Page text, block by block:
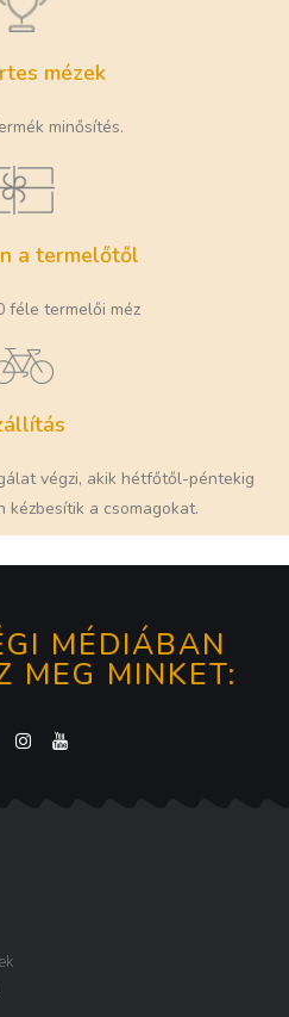
mézek
minősítés.
a termelőtől
féle termelői méz
végzi, akik hétfőtől-péntekig
kézbesítik a csomagokat.​
MÉDIÁBAN
MEG MINKET: